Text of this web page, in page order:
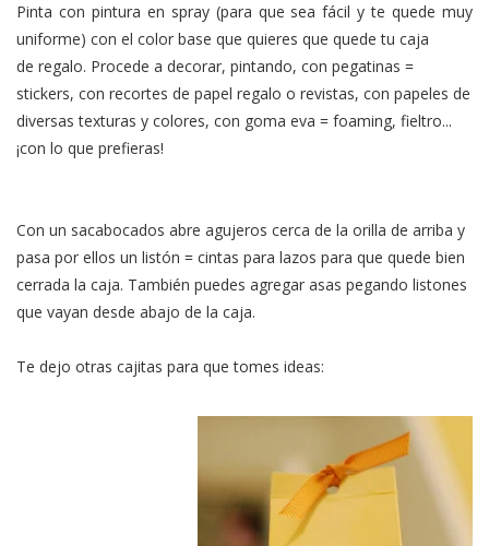
Pinta con pintura en spray (para que sea fácil y te quede muy
uniforme) con el color base que quieres que quede tu caja
de regalo. Procede a decorar, pintando, con pegatinas =
stickers, con recortes de papel regalo o revistas, con papeles de
diversas texturas y colores, con goma eva = foaming, fieltro...
¡con lo que prefieras!
Con un sacabocados abre agujeros cerca de la orilla de arriba y
pasa por ellos un listón = cintas para lazos para que quede bien
cerrada la caja. También puedes agregar asas pegando listones
que vayan desde abajo de la caja.
Te dejo otras cajitas para que tomes ideas: